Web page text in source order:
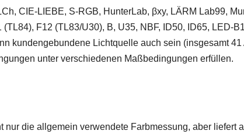
CIE-LIEBE, S-RGB, HunterLab, βxy, LÄRM Lab99,
(TL84), F12 (TL83/U30), B, U35, NBF, ID50, ID65,
kundengebundene Lichtquelle auch sein (insgesamt
unter verschiedenen Maßbedingungen erfüllen.
nur die allgemein verwendete Farbmessung, aber